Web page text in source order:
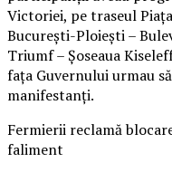
Victoriei, pe traseul
București-Ploiești –
Triumf – Șoseaua
fața Guvernului urmau
manifestanți.
Fermierii reclamă
faliment